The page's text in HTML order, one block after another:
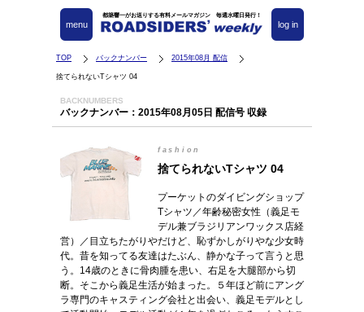
都築響一がお送りする有料メールマガジン 毎週水曜日発行！
log in
menu
TOP バックナンバー 2015年08月 配信
捨てられないTシャツ 04
BACKNUMBERS
バックナンバー：2015年08月05日 配信号 収録
fashion
捨てられないTシャツ 04
プーケットのダイビングショップ
Tシャツ／年齢秘密女性（義足モ
デル兼ブラジリアンワックス店経
営）／目立ちたがりやだけど、恥ずかしがりやな少女時
代。昔を知ってる友達はたぶん、静かな子って言うと思
う。14歳のときに骨肉腫を患い、右足を大腿部から切
断。そこから義足生活が始まった。５年ほど前にアング
ラ専門のキャスティング会社と出会い、義足モデルとし